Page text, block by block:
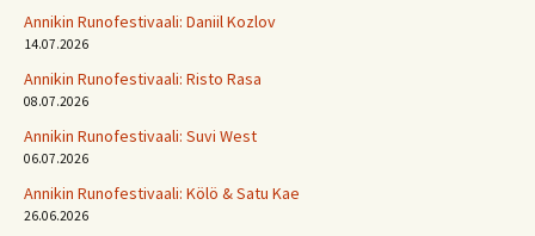
Annikin Runofestivaali: Daniil Kozlov
14.07.2026
Annikin Runofestivaali: Risto Rasa
08.07.2026
Annikin Runofestivaali: Suvi West
06.07.2026
Annikin Runofestivaali: Kölö & Satu Kae
26.06.2026